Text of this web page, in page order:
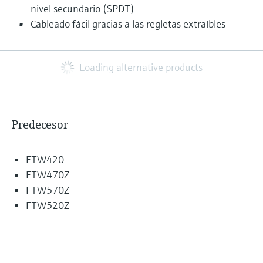
nivel secundario (SPDT)
Cableado fácil gracias a las regletas extraíbles
Loading alternative products
Predecesor
FTW420
FTW470Z
FTW570Z
FTW520Z